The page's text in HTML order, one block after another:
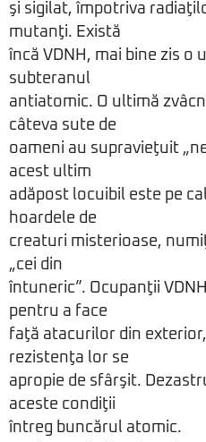
şi sigilat, împotriva
mutanţi. Există
încă VDNH, mai bine zis o
subteranul
antiatomic. O ultimă
câteva sute de
oameni au supravieţuit
acest ultim
adăpost locuibil este pe
hoardele de
creaturi misterioase,
„cei din
întuneric”. Ocupanţii
pentru a face
faţă atacurilor din
rezistenţa lor se
apropie de sfârşit.
aceste condiţii
întreg buncărul atomic.